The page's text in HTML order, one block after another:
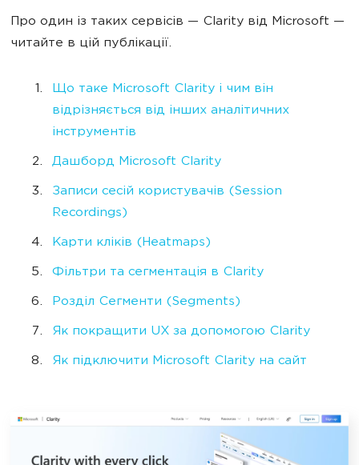
Про один із таких сервісів — Clarity від Microsoft —
читайте в цій публікації.
Що таке Microsoft Clarity і чим він
відрізняється від інших аналітичних
інструментів
Дашборд Microsoft Clarity
Записи сесій користувачів (Session
Recordings)
Карти кліків (Heatmaps)
Фільтри та сегментація в Clarity
Розділ Сегменти (Segments)
Як покращити UX за допомогою Clarity
Як підключити Microsoft Clarity на сайт